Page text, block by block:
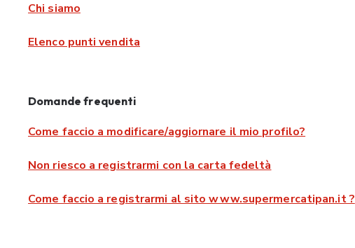
Chi siamo
Elenco punti vendita
Domande frequenti
Come faccio a modificare/aggiornare il mio profilo?
Non riesco a registrarmi con la carta fedeltà
Come faccio a registrarmi al sito www.supermercatipan.it ?